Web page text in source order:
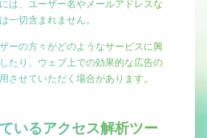
は、ユーザー名やメールアドレスな
一切含まれません。
ーの方々がどのようなサービスに興
たり、ウェブ上での効果的な広告の
させていただく場合があります。
いるアクセス解析ツー